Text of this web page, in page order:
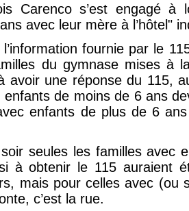
Carenco s’est engagé
avec leur mère à l’hôtel"
l’information fournie par le
du gymnase mises à
avoir une réponse du 115,
enfants de moins de 6 ans
enfants de plus de 6
seules les familles avec
à obtenir le 115 auraient
mais pour celles avec (ou
c’est la rue.